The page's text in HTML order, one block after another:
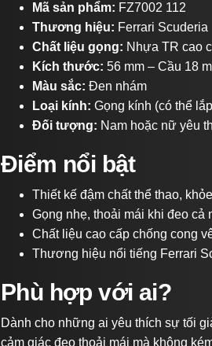
Mã sản phẩm: FZ7002 112
Thương hiệu: Ferrari Scuderia
Chất liệu gọng: Nhựa TR cao
Kích thước: 56 mm – Cầu 18
Màu sắc: Đen nhám
Loại kính: Gọng kính (có thể
Đối tượng: Nam hoặc nữ yêu
Điểm nổi bật
Thiết kế đậm chất thể thao,
Gọng nhẹ, thoải mái khi đeo cả
Chất liệu cao cấp chống cong
Thương hiệu nổi tiếng Ferrari
Phù hợp với ai?
Dành cho những ai yêu thích sự tối
cảm giác đeo thoải mái mà không